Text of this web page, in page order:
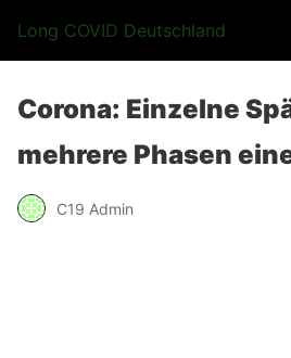
Long COVID Deutschland
Corona: Einzelne
mehrere Phasen
C19 Admin